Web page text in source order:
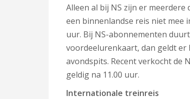
Alleen al bij NS zijn er
een binnenlandse reis niet mee
uur. Bij NS-abonnementen
voordeelurenkaart, dan geldt er
avondspits. Recent verkocht de
geldig na 11.00 uur.
Internationale treinreis